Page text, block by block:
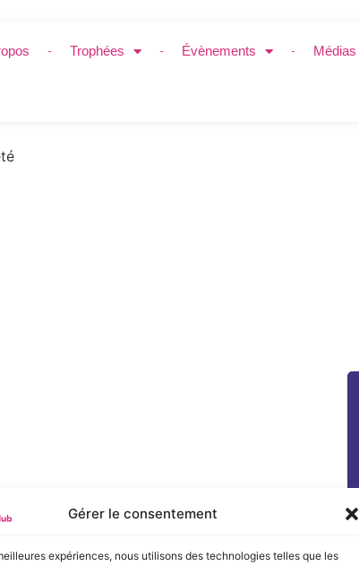
Gérer le consentement
expériences, nous utilisons des technologies telles que les
Trophées Évènements Médias
!